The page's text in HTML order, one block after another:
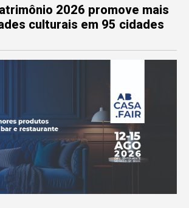
2026 promove mais
culturais em 95 cidades